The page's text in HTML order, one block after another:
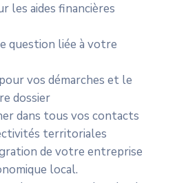
les aides financières
question liée à votre
vos démarches et le
dossier
dans tous vos contacts
territoriales
de votre entreprise
local.